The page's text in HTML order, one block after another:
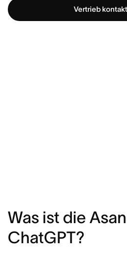
Vertrieb
Was ist die
ChatGPT?